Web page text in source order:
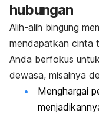
hubungan
Alih-alih bingung
mendapatkan cinta
Anda berfokus
dewasa, misalnya
Menghargai